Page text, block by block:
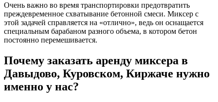
Очень важно во время транспортировки предотвратить
преждевременное схватывание бетонной смеси. Миксер с
этой задачей справляется на «отлично», ведь он оснащается
специальным барабаном разного объема, в котором бетон
постоянно перемешивается.
Почему заказать аренду миксера в
Давыдово, Куровском, Киржаче нужно
именно у нас?